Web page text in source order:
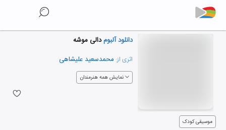
دانلود آلبومدالی موشه
اثری از: محمدسعید علیشاهی
نمایش همه هنرمندان
موسیقی کودک